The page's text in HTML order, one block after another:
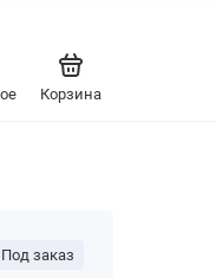
Корзина
Под заказ